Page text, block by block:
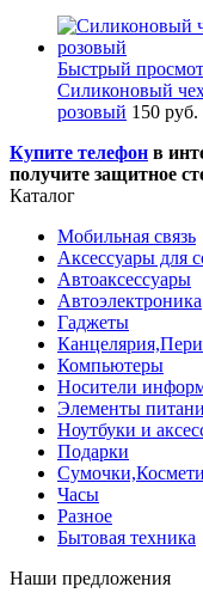
Быстрый
Силиконовый
розовый 150 руб.
Купите телефон в
получите защитное
Каталог
Мобильная связь
Аксессуары для
Автоаксессуары
Автоэлектроника
Гаджеты
Компьютеры
Носители
Элементы
Ноутбуки и
Подарки
Часы
Разное
Бытовая техника
Наши предложения